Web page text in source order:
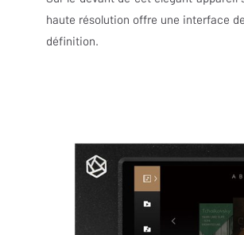
haute résolution offre une interface
définition.